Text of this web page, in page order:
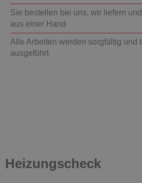
Sie bestellen bei uns, wir liefern
aus einer Hand
Alle Arbeiten werden sorgfältig und
ausgeführt
Heizungscheck